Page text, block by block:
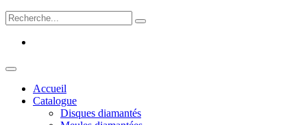
Accueil
Catalogue
Disques diamantés